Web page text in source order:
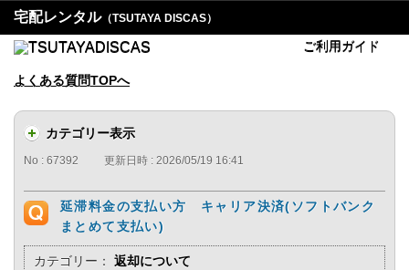
宅配レンタル（TSUTAYA DISCAS）
ご利用ガイド
よくある質問TOPへ
カテゴリー表示
No : 67392 更新日時 : 2026/05/19 16:41
延滞料金の支払い方 キャリア決済(ソフトバンク
まとめて支払い)
カテゴリー： 返却について